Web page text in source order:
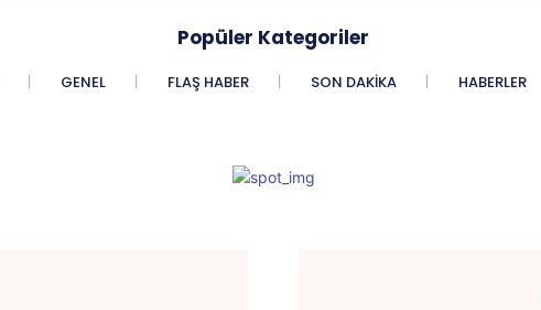
Popüler Kategoriler
GENEL FLAŞ HABER SON DAKIKA HABERLER